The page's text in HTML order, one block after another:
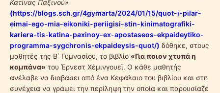
Κατίνας Παξινού»
(https://blogs.sch.gr/4gymarta/2024/01/15/quot-i-pilar-
eimai-ego-mia-eikoniki-periigisi-stin-kinimatografiki-
kariera-tis-katina-paxinoy-ex-apostaseos-ekpaideytiko-
programma-sygchronis-ekpaideysis-quot/) δόθηκε, στους
μαθητές της Β΄ Γυμνασίου, το βιβλίο «Για ποιον χτυπά η
καμπάνα» του Έρνεστ Χέμινγουεϊ. Ο κάθε μαθητής
ανέλαβε να διαβάσει από ένα Κεφάλαιο του βιβλίου και στη
συνέχεια να γράψει την περίληψη την οποία και παρουσίαζε